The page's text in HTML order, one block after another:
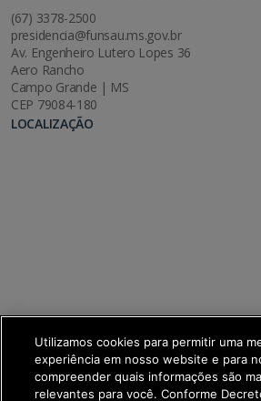
(67) 3378-2500
presidencia@funsau.ms.gov.br
Av. Engenheiro Lutero Lopes 36
Aero Rancho
Campo Grande | MS
CEP 79084-180
LOCALIZAÇÃO
Utilizamos cookies para permitir uma
experiência em nosso website e para
compreender quais informações são
relevantes para você. Conforme